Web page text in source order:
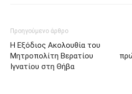
Προηγούμενο άρθρο
Η Εξόδιος Ακολουθία του
Μητροπολίτη Βερατίου
Ιγνατίου στη Θήβα